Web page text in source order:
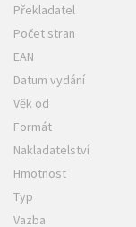
Překladatel
Počet stran
EAN
Datum vydání
Věk od
Formát
Nakladatelství
Hmotnost
Typ
Vazba